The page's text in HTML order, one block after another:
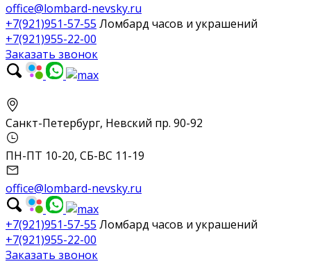
office@lombard-nevsky.ru
+7(921)951-57-55 Ломбард часов и украшений
+7(921)955-22-00
Заказать звонок
Санкт-Петербург, Невский пр. 90-92
ПН-ПТ 10-20, СБ-ВС 11-19
office@lombard-nevsky.ru
+7(921)951-57-55 Ломбард часов и украшений
+7(921)955-22-00
Заказать звонок